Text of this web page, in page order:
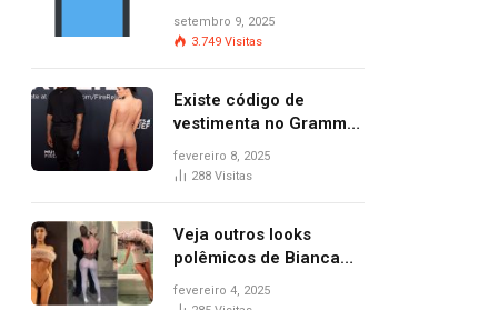
provocar dois incêndios
criminosos no mesmo
setembro 9, 2025
3.749 Visitas
Existe código de
vestimenta no Grammy?
Questionamento surgiu
após Bianca Censori,
premiação
fevereiro 8, 2025
288 Visitas
Veja outros looks
polêmicos de Bianca
Censori, esposa de
Kanye West que
fevereiro 4, 2025